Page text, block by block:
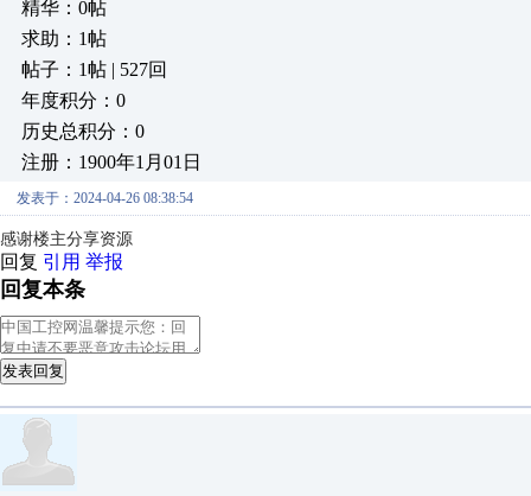
精华：0帖
求助：1帖
帖子：1帖 | 527回
年度积分：0
历史总积分：0
注册：1900年1月01日
发表于：2024-04-26 08:38:54
感谢楼主分享资源
回复 引用 举报
回复本条
发表回复